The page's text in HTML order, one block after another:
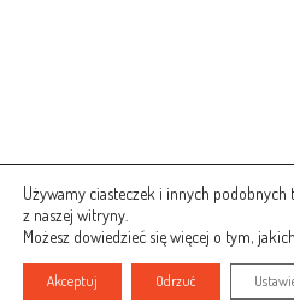
Używamy ciasteczek i innych
z naszej witryny.
Możesz dowiedzieć się więcej o tym,
Akceptuj Odrzuć